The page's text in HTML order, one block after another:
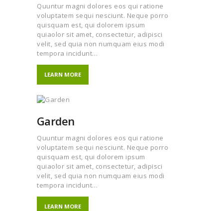
Quuntur magni dolores eos qui ratione
voluptatem sequi nesciunt. Neque porro
quisquam est, qui dolorem ipsum
quiaolor sit amet, consectetur, adipisci
velit, sed quia non numquam eius modi
tempora incidunt…
LEARN MORE
Garden
Quuntur magni dolores eos qui ratione
voluptatem sequi nesciunt. Neque porro
quisquam est, qui dolorem ipsum
quiaolor sit amet, consectetur, adipisci
velit, sed quia non numquam eius modi
tempora incidunt…
LEARN MORE